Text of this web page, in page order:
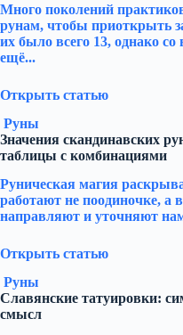
Много поколений
рунам, чтобы приоткрыть
их было всего 13, однако
ещё...
Открыть статью
Руны
Значения скандинавских
таблицы с комбинациями
Руническая магия
работают не поодиночке, а
направляют и уточняют
Открыть статью
Руны
Славянские татуировки:
смысл